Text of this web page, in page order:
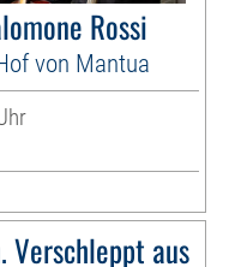
Rossi
von Mantua
Verschleppt aus